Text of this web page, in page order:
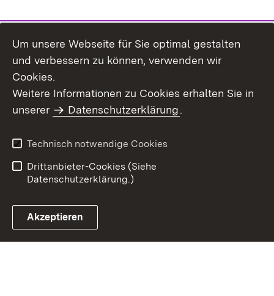
Benutzungshinweise
Erklärung zur
Um unsere Webseite für Sie optimal gestalten
und verbessern zu können, verwenden wir
Cookies.
Weitere Informationen zu Cookies erhalten Sie in
unserer
Datenschutzerklärung.
Technisch notwendige Cookies
Drittanbieter-Cookies (Siehe
Datenschutzerklärung.)
Akzeptieren